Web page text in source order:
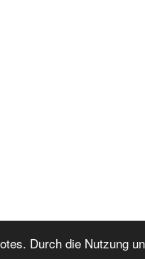
Durch die Nutzung